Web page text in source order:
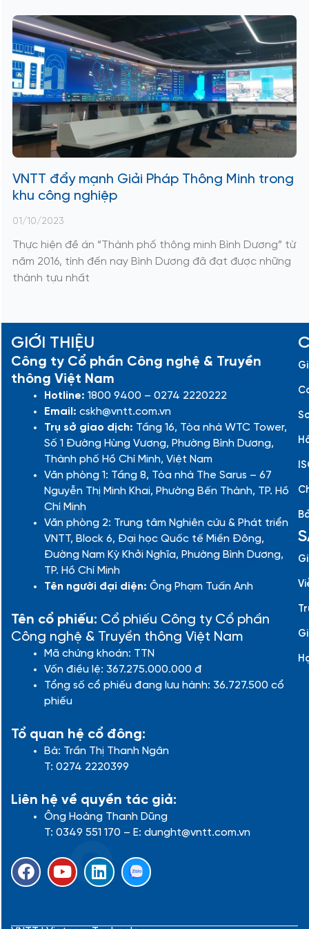
VNTT đẩy mạnh Giải Pháp Thông Minh trong
khu công nghiệp
01/10/2023
Thực hiện đề án “Thành phố thông minh Bình Dương” từ
năm 2016, tính đến nay Bình Dương đã đạt được những
thành tựu nhất
GIỚI THIỆU
Công ty Cổ phần Công nghệ & Truyền
thông Việt Nam
Hotline: 1800 9400 – 0274 2220222
Email: cskh@vntt.com.vn
Trụ sở giao dịch: Tầng 16, Tòa nhà WTC Tower,
Số 1 Đường Hùng Vương, Phường Bình Dương,
Thành phố Hồ Chí Minh, Việt Nam
Văn phòng 1: Tầng 8, Tòa nhà The Sarus – 67
Nguyễn Thị Minh Khai, Phường Bến Thành, TP. Hồ
Chí Minh
Văn phòng 2: Trung tâm Nghiên cứu & Phát triển
VNTT, Block 6, Đại học Quốc tế Miền Đông,
Đường Nam Kỳ Khởi Nghĩa, Phường Bình Dương,
TP. Hồ Chí Minh
Tên người đại diện: Ông Phạm Tuấn Anh
Tên cổ phiếu: Cổ phiếu Công ty Cổ phần
Công nghệ & Truyền thông Việt Nam
Mã chứng khoán: TTN
Vốn điều lệ: 367.275.000.000 đ
Tổng số cổ phiếu đang lưu hành: 36.727.500 cổ
phiếu
Tổ quan hệ cổ đông:
Bà: Trần Thị Thanh Ngân
T: 0274 2220399
Liên hệ về quyền tác giả:
Ông Hoàng Thanh Dũng
T: 0349 551 170 – E: dunght@vntt.com.vn
F
a
Y
o
L
i